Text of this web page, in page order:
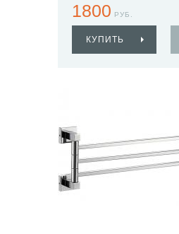
1800 РУБ.
КУПИТЬ